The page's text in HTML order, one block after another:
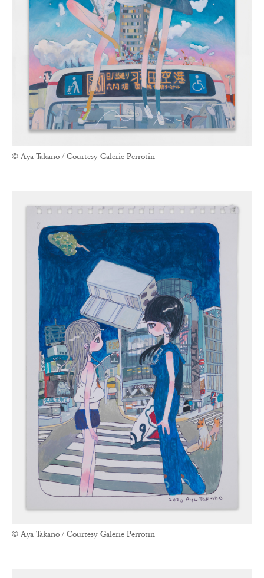
© Aya Takano / Courtesy Galerie Perrotin
© Aya Takano / Courtesy Galerie Perrotin